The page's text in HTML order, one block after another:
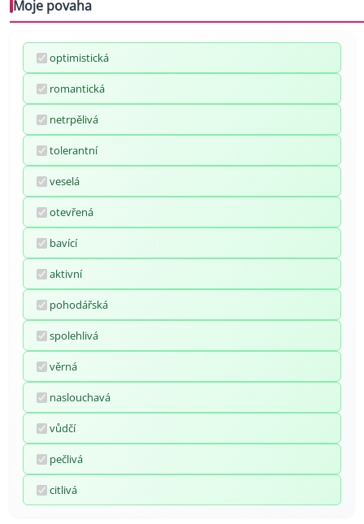
Moje povaha
optimistická
romantická
netrpělivá
tolerantní
veselá
otevřená
bavící
aktivní
pohodářská
spolehlivá
věrná
naslouchavá
vůdčí
pečlivá
citlivá